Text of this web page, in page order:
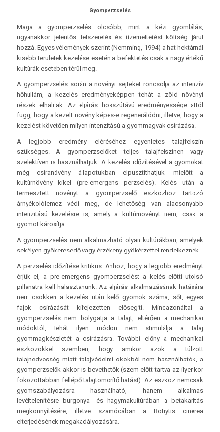
Gyomperzselés
Maga a gyomperzselés olcsóbb, mint a kézi gyomlálás,
ugyanakkor jelentős felszerelés és üzemeltetési költség járul
hozzá. Egyes vélemények szerint (Nemming, 1994) a hat hektárnál
kisebb területek kezelése esetén a befektetés csak a nagy értékű
kultúrák esetében térül meg.
A gyomperzselés során a növényi sejteket roncsolja az intenzív
hőhullám, a kezelés eredményeképpen tehát a zöld növényi
részek elhalnak. Az eljárás hosszútávú eredményessége attól
függ, hogy a kezelt növény képes-e regenerálódni, illetve, hogy a
kezelést követően milyen intenzitású a gyommagvak csírázása.
A legjobb eredmény eléréséhez egyenletes talajfelszín
szükséges. A gyomperzselőket teljes talajfelszínen vagy
szelektíven is használhatjuk. A kezelés időzítésével a gyomokat
még csíranövény állapotukban elpusztíthatjuk, mielőtt a
kultúrnövény kikel (pre-emergens perzselés). Kelés után a
termesztett növényt a gyomperzselő eszközhöz tartozó
árnyékolólemez védi meg, de lehetőség van alacsonyabb
intenzitású kezelésre is, amely a kultúrnövényt nem, csak a
gyomot károsítja.
A gyomperzselés nem alkalmazható olyan kultúrákban, amelyek
sekélyen gyökeresedő vagy érzékeny gyökérzettel rendelkeznek.
A perzselés időzítése kritikus. Ahhoz, hogy a legjobb eredményt
érjük el, a pre-emergens gyomperzselést a kelés előtti utolsó
pillanatra kell halasztanunk. Az eljárás alkalmazásának hatására
nem csökken a kezelés után kelő gyomok száma, sőt, egyes
fajok csírázását kifejezetten elősegíti. Mindazonáltal a
gyomperzselés nem bolygatja a talajt, eltérően a mechanikai
módoktól, tehát ilyen módon nem stimulálja a talaj
gyommagkészletét a csírázásra. További előny a mechanikai
eszközökkel szemben, hogy amikor azok a túlzott
talajnedvesség miatt talajvédelmi okokból nem használhatók, a
gyomperzselők akkor is bevethetők (szem előtt tartva az ilyenkor
fokozottabban fellépő talajtömörítő hatást). Az eszköz nemcsak
gyomszabályozásra használható, hanem alkalmas
levéltelenítésre burgonya- és hagymakultúrában a betakarítás
megkönnyítésére, illetve szamócában a Botrytis cinerea
elterjedésének megakadályozására.